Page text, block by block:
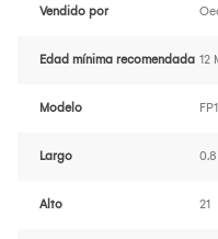
Vendido por
Edad mínima recomendada 12
Modelo
Largo 0.8
Alto 21